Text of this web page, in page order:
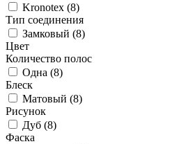
Kronotex (8)
Тип соединения
Замковый (8)
Цвет
Количество полос
Одна (8)
Блеск
Матовый (8)
Рисунок
Дуб (8)
Фаска